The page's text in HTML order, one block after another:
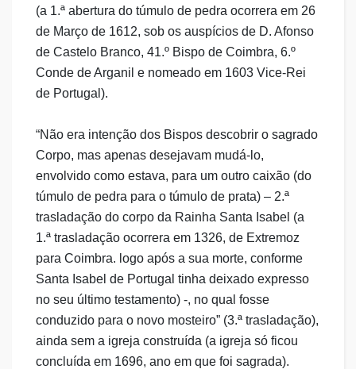
(a 1.ª abertura do túmulo de pedra ocorrera em 26
de Março de 1612, sob os auspícios de D. Afonso
de Castelo Branco, 41.º Bispo de Coimbra, 6.º
Conde de Arganil e nomeado em 1603 Vice-Rei
de Portugal).
“Não era intenção dos Bispos descobrir o sagrado
Corpo, mas apenas desejavam mudá-lo,
envolvido como estava, para um outro caixão (do
túmulo de pedra para o túmulo de prata) – 2.ª
trasladação do corpo da Rainha Santa Isabel (a
1.ª trasladação ocorrera em 1326, de Extremoz
para Coimbra. logo após a sua morte, conforme
Santa Isabel de Portugal tinha deixado expresso
no seu último testamento) -, no qual fosse
conduzido para o novo mosteiro” (3.ª trasladação),
ainda sem a igreja construída (a igreja só ficou
concluída em 1696, ano em que foi sagrada).